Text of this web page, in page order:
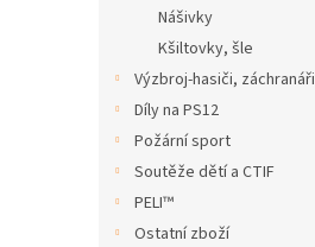
Nášivky
Kšiltovky, šle
Výzbroj-hasiči, záchranáři
Díly na PS12
Požární sport
Soutěže dětí a CTIF
PELI™
Ostatní zboží